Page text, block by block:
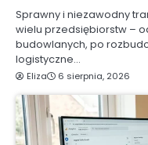
Sprawny i niezawodny
wielu przedsiębiorstw –
budowlanych, po
logistyczne…
Eliza 6 sierpnia, 2026